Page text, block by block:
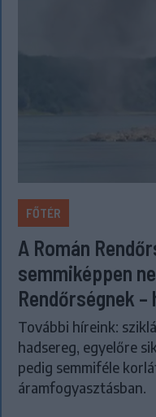
FŐTÉR
A Román
semmiképpen
Rendőrségnek
További híreink:
hadsereg, egyelőre
pedig semmiféle
áramfogyasztásban.